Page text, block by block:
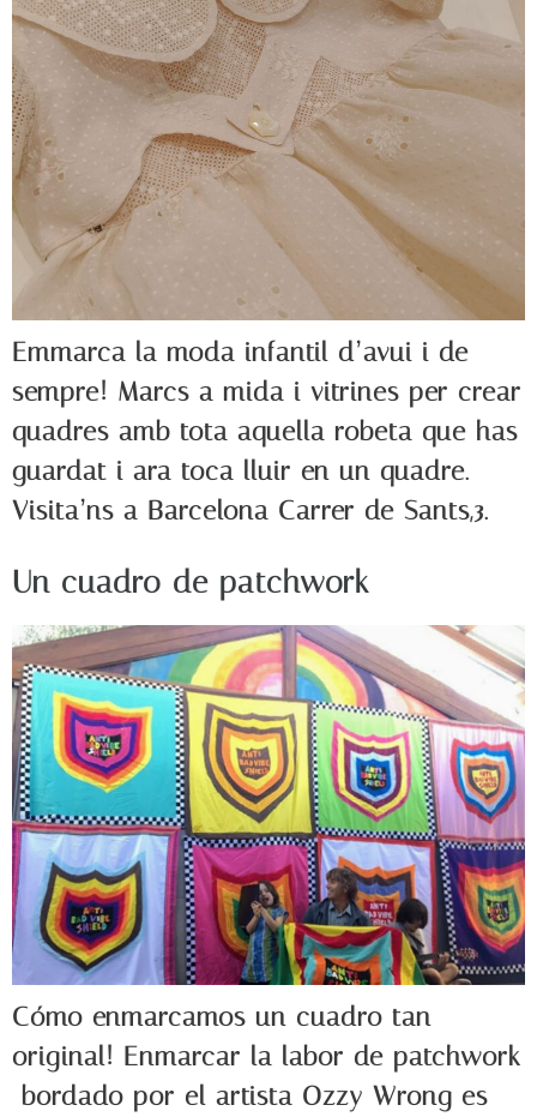
Emmarca la moda infantil d’avui i de
sempre! Marcs a mida i vitrines per crear
quadres amb tota aquella robeta que has
guardat i ara toca lluir en un quadre.
Visita’ns a Barcelona Carrer de Sants,3.
Un cuadro de patchwork
Cómo enmarcamos un cuadro tan
original! Enmarcar la labor de patchwork
bordado por el artista Ozzy Wrong es